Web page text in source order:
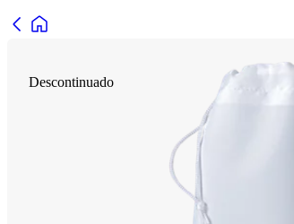
Descontinuado